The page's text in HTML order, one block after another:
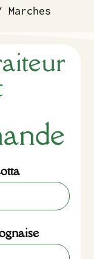
Marches